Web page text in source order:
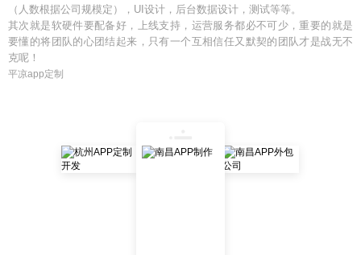
（人数根据公司规模定），UI设计，后台数据设计，测试等等。
其次就是软硬件要配备好，上线支持，运营服务都必不可少，重要的就是
要懂的将团队的心团结起来，只有一个互相信任又默契的团队才是战无不
克呢！
平凉app定制